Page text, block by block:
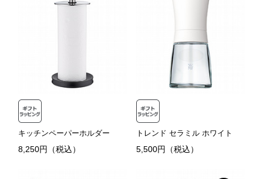
キッチンペーパーホルダー
8,250円（税込）
トレンド セラミル ホワイト
5,500円（税込）